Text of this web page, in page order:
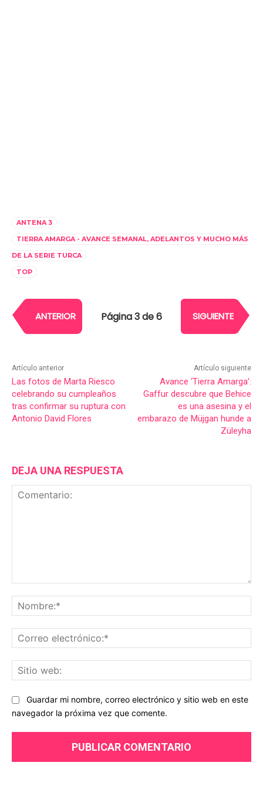
ANTENA 3
TIERRA AMARGA - AVANCE SEMANAL, ADELANTOS Y MUCHO MÁS
DE LA SERIE TURCA
TOP
ANTERIOR Página 3 de 6 SIGUIENTE
Artículo anterior
Las fotos de Marta Riesco
celebrando su cumpleaños
tras confirmar su ruptura con
Antonio David Flores
Artículo siguiente
Avance ‘Tierra Amarga’:
Gaffur descubre que Behice
es una asesina y el
embarazo de Müjgan hunde a
Züleyha
DEJA UNA RESPUESTA
Guardar mi nombre, correo electrónico y sitio web en este
navegador la próxima vez que comente.